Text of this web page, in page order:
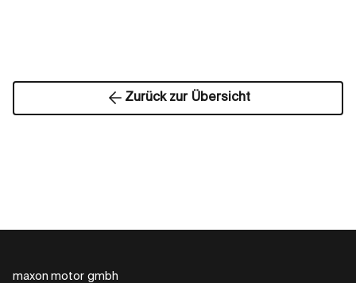
Zurück zur Übersicht
maxon motor gmbh